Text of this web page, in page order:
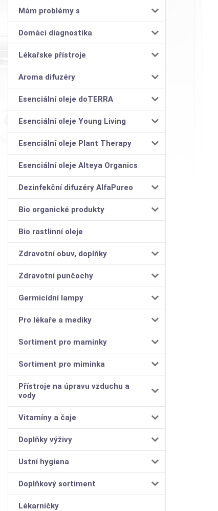
Mám problémy s
Domácí diagnostika
Lékařske přístroje
Aroma difuzéry
Esenciální oleje doTERRA
Esenciální oleje Young Living
Esenciální oleje Plant Therapy
Esenciální oleje Alteya Organics
Dezinfekční difuzéry AlfaPureo
Bio organické produkty
Bio rastlinní oleje
Zdravotní obuv, doplňky
Zdravotní punčochy
Germicídní lampy
Pro lékaře a mediky
Sortiment pro maminky
Sortiment pro miminka
Přístroje na úpravu vzduchu a
vody
Vitamíny a čaje
Doplňky výživy
Ustní hygiena
Doplňkový sortiment
Lékarničky